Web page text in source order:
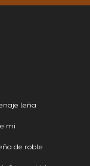
leña
mi
de roble